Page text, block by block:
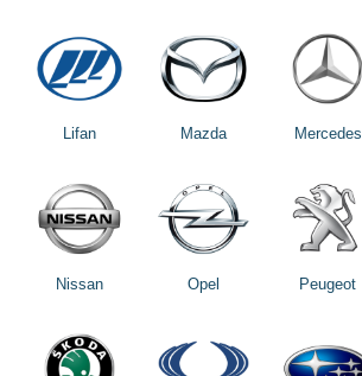
Lifan Mazda Mercedes
Nissan Opel Peugeot